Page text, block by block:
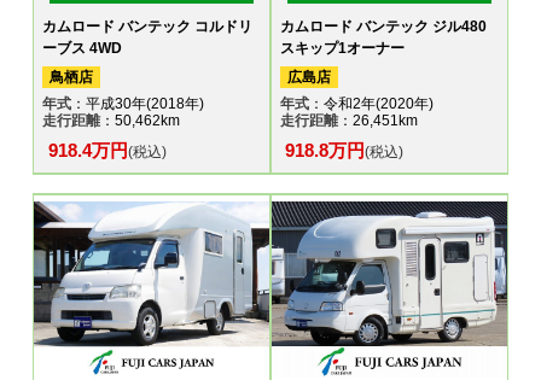
カムロード バンテック コルドリ
ーブス 4WD
鳥栖店
年式 ：平成30年(2018年)
走行距離：50,462km
918.4万円(税込)
カムロード バンテック ジル480
スキップ1オーナー
広島店
年式：令和2年(2020年)
走行距離：26,451km
918.8万円(税込)